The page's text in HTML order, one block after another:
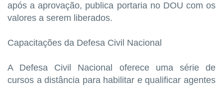
após a aprovação, publica portaria no DOU com os
valores a serem liberados.
Capacitações da Defesa Civil Nacional
A Defesa Civil Nacional oferece uma série de
cursos a distância para habilitar e qualificar agentes